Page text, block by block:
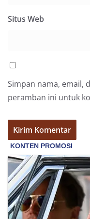
Situs Web
Simpan nama, email,
peramban ini untuk